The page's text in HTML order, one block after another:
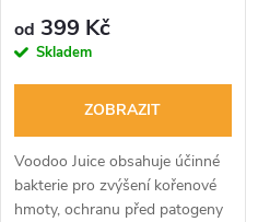
od 399 Kč
Skladem
ZOBRAZIT
Voodoo Juice obsahuje účinné
bakterie pro zvýšení kořenové
hmoty, ochranu před patogeny